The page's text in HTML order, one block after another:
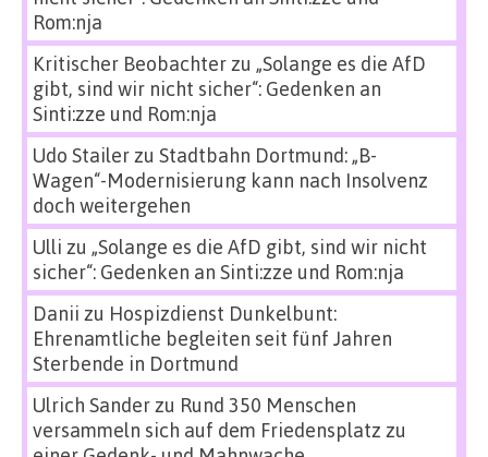
Rom:nja
Kritischer Beobachterzu „Solange es die AfD
gibt, sind wir nicht sicher“: Gedenken an
Sinti:zze und Rom:nja
Udo Stailerzu Stadtbahn Dortmund: „B-
Wagen“-Modernisierung kann nach Insolvenz
doch weitergehen
Ulli zu „Solange es die AfD gibt, sind wir nicht
sicher“: Gedenken an Sinti:zze und Rom:nja
Danii zu Hospizdienst Dunkelbunt:
Ehrenamtliche begleiten seit fünf Jahren
Sterbende in Dortmund
Ulrich Sanderzu Rund 350 Menschen
versammeln sich auf dem Friedensplatz zu